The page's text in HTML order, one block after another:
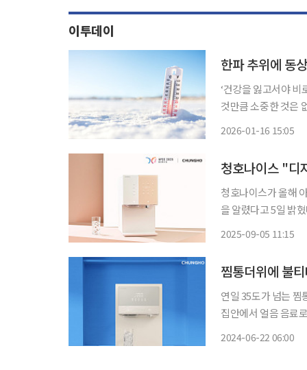
이투데이
‘건강을 잃고서야
것만큼 소중한 것은
2026-01-16 15:05
청호나이스 "디
청호나이스가 올해
을 알렸다고 5일 밝혔다. 앞서 청호나이스는 올해 아시아태평양경제협렵체
2025-09-05 11:15
찜통더위에 불
연일 35도가 넘는 찜
집안에서 얼음 음료
2024-06-22 06:00